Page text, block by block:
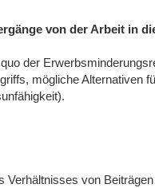
von der Arbeit in
der
mögliche Alternativen
Verhältnisses von